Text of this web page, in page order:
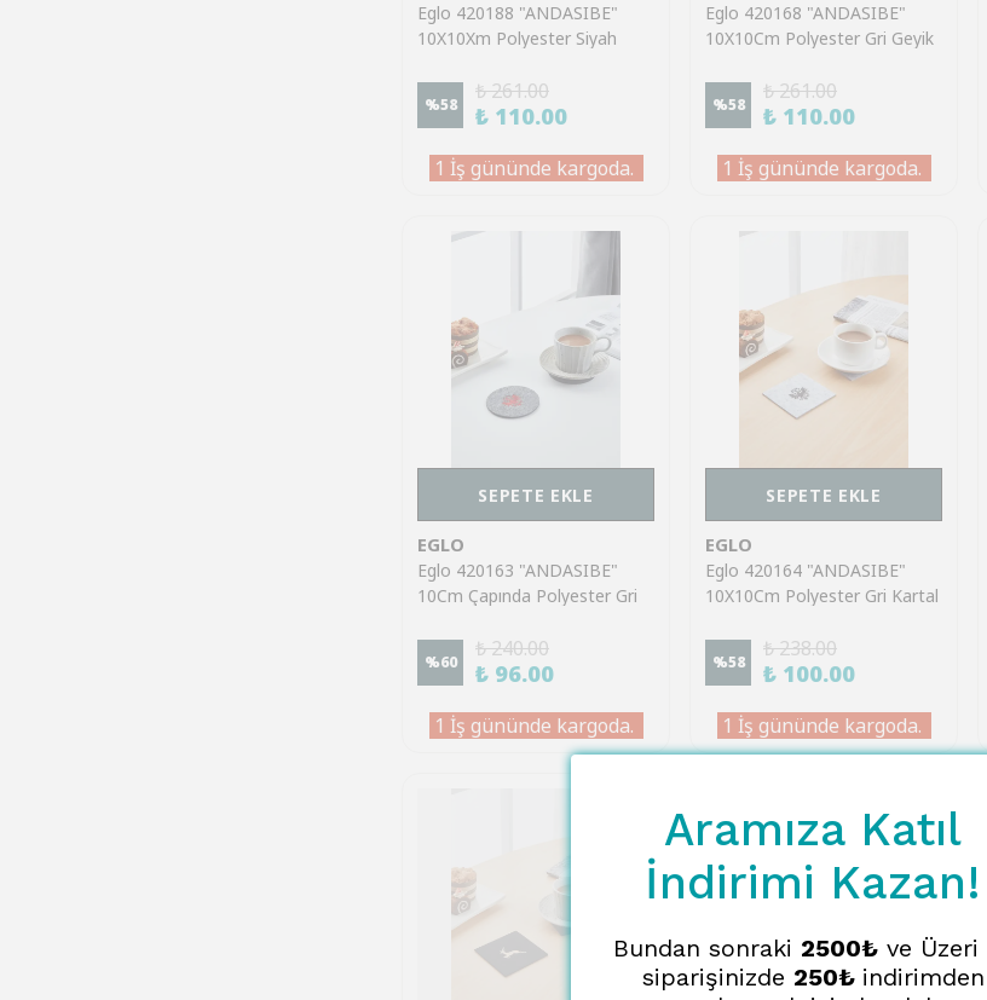
Eglo 420188 "ANDASIBE"
10X10Xm Polyester Siyah
%58
₺ 261.00
₺ 110.00
1 İş gününde kargoda.
Eglo 420168 "ANDASIBE"
10X10Cm Polyester Gri Geyik
%58
₺ 261.00
₺ 110.00
1 İş gününde kargoda.
SEPETE EKLE
EGLO
Eglo 420163 "ANDASIBE"
10Cm Çapında Polyester Gri
%60
₺ 240.00
₺ 96.00
1 İş gününde kargoda.
SEPETE EKLE
EGLO
Eglo 420164 "ANDASIBE"
10X10Cm Polyester Gri Kartal
%58
₺ 238.00
₺ 100.00
1 İş gününde kargoda.
Aramıza Katıl
İndirimi Kazan!
Bundan sonraki 2500₺ve Üzeri
siparişinizde 250₺ indirimden